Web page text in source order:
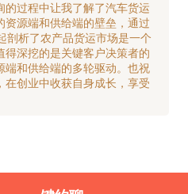
的过程中让我了解了汽车货运
源端和供给端的壁垒，通过
剖析了农产品货运市场是一个
得深挖的是关键客户决策者的
端和供给端的多轮驱动。也祝
创业中收获自身成长，享受